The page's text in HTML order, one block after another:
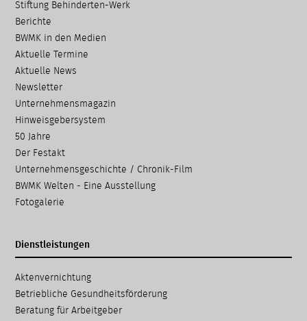
Stiftung Behinderten-Werk
Berichte
BWMK in den Medien
Aktuelle Termine
Aktuelle News
Newsletter
Unternehmensmagazin
Hinweisgebersystem
50 Jahre
Der Festakt
Unternehmensgeschichte / Chronik-Film
BWMK Welten - Eine Ausstellung
Fotogalerie
Dienstleistungen
Navigation
überspringen
Aktenvernichtung
Betriebliche Gesundheits­förderung
Beratung für Arbeitgeber